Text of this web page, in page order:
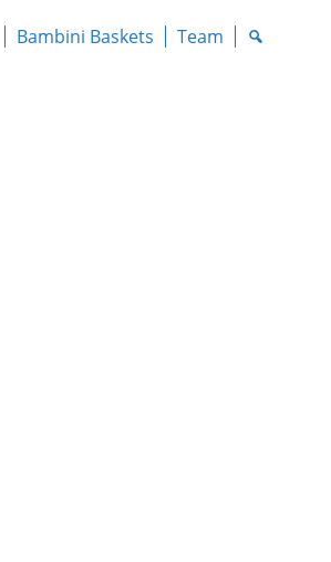
Bambini Baskets Team